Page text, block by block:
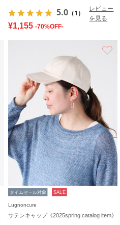
5.0 （1）
レビュー
を見る
¥1,155 -70%OFF-
タイムセール対象 SALE
Lugnoncure
サテンキャップ《2025spring catalog item》